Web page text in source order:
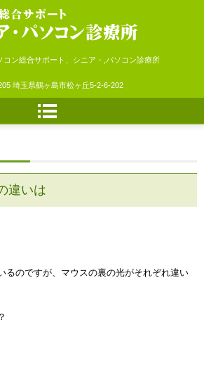
ソコン診療所
コン総合サポート、シニア・,パソコン診療所
埼玉県鶴ヶ島市松ヶ丘5-2-6-202
違いは
るのですが、マウスの裏の光がそれぞれ違い